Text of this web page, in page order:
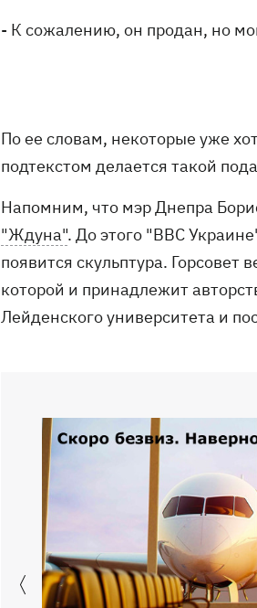
- К сожалению, он продан, но
По ее словам, некоторые уже
подтекстом делается такой
Напомним, что мэр Днепра
"Ждуна". До этого "ВВС
появится скульптура.
которой и принадлежит
Лейденского университета и